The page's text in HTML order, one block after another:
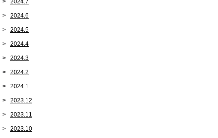
2024.7
2024.6
2024.5
2024.4
2024.3
2024.2
2024.1
2023.12
2023.11
2023.10